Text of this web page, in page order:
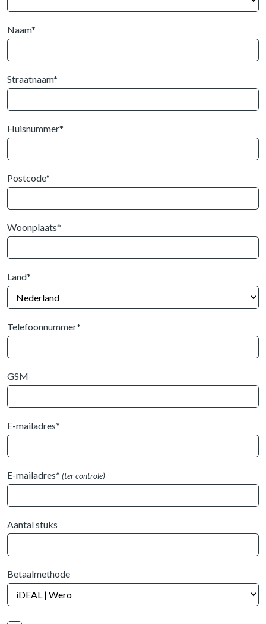
Naam*
Straatnaam*
Huisnummer*
Postcode*
Woonplaats*
Land*
Telefoonnummer*
GSM
E-mailadres*
E-mailadres* (ter controle)
Aantal stuks
Betaalmethode